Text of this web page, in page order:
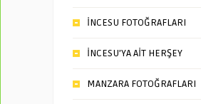
İNCESU FOTOĞRAFLARI
İNCESU’YA AİT HERŞEY
MANZARA FOTOĞRAFLARI